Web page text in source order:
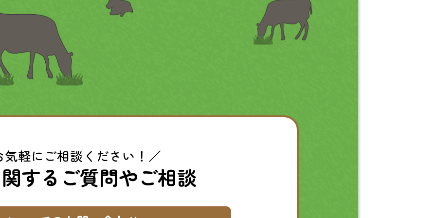
気軽にご相談ください！／
するご質問やご相談